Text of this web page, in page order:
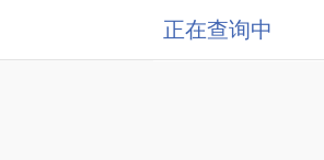
正在查询中